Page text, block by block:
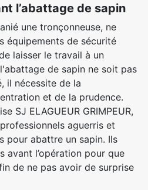
l’abattage de sapin
une tronçonneuse, ne
équipements de sécurité
laisser le travail à un
de sapin ne soit pas
il nécessite de la
et de la prudence.
SJ ELAGUEUR GRIMPEUR,
aguerris et
pour abattre un sapin. Ils
avant l’opération pour que
de ne pas avoir de surprise